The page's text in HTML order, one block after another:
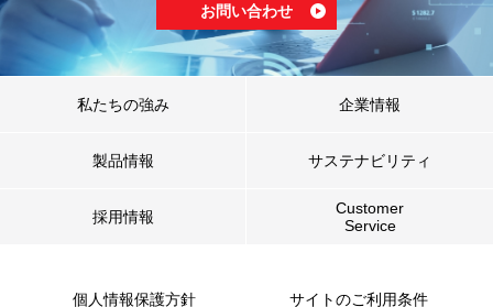
お問い合わせ
私たちの強み 企業情報
製品情報 サステナビリティ
採用情報
Customer
Service
個人情報保護方針 サイトのご利用条件